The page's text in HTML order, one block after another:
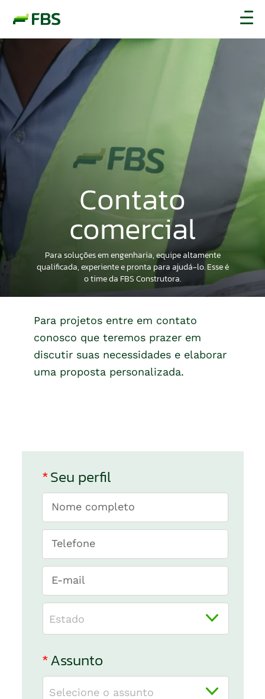
Contato
comercial
Para soluções em engenharia, equipe altamente
qualificada, experiente e pronta para ajudá-lo. Esse é
o time da FBS Construtora.
Para projetos entre em contato
conosco que teremos prazer em
discutir suas necessidades e elaborar
uma proposta personalizada.
*Seu perfil
Nome completo
Telefone
E-mail
Estado
*Assunto
Selecione o assunto